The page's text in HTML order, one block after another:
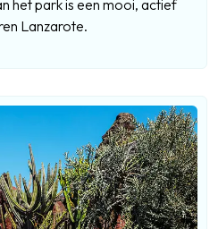
het park is een mooi, actief
Lanzarote.